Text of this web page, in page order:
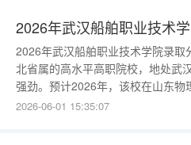
2026年武汉船舶职业技术学院录
北省属的高水平高职院校，地处武
强劲。预计2026年，该校在山东
次前列，对应分数约为425-440分
2026-06-01 15:35:07